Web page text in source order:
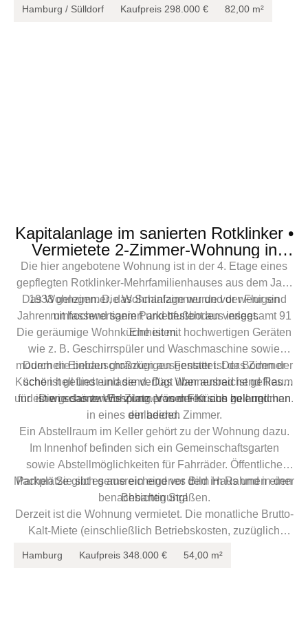
gemeinschaftliche Darlehensfinanzierung erfolgen. Die
Hamburg / Sülldorf Kaufpreis 298.000 € 82,00 m²
Kapitalanlage im sanierten Rotklinker •
Vermietete 2-Zimmer-Wohnung in
Hamburg-Barmbek
Die hier angebotene Wohnung ist in der 4. Etage eines
gepflegten Rotklinker-Mehrfamilienhauses aus dem Jahr
1933 gelegen. Die Wohnanlage wurde vor wenigen
Jahren umfassend saniert und besteht aus insgesamt 91
Einheiten.
Das Wohnzimmer, das Schlafzimmer und der Flur sind
mit hochwertigem Parkettfußboden verlegt.
Die geräumige Wohnküche ist mit hochwertigen Geräten
wie z. B. Geschirrspüler und Waschmaschine sowie
modernen Einbauschränken ausgestattet. Der Boden der
Küche ist gefliest und sie verfügt über ausreichend Raum
für einen schönen Essplatz. Von der Küche gelangt man
in eines der beiden Zimmer.
Durch die beiden großzügigen Fenster ist das Zimmer
schön hell und einladend. Das Wannenbad ist gefliest
und ist wie das zweite Zimmer vom Flur aus zu erreichen.
Die gesamte Wohnung präsentiert sich hell und
einladend.
Ein Abstellraum im Keller gehört zu der Wohnung dazu.
Im Innenhof befinden sich ein Gemeinschaftsgarten
sowie Abstellmöglichkeiten für Fahrräder. Öffentliche
Parkplätze gibt es ausreichend vor dem Haus und in den
benachbarten Straßen.
Machen Sie sich gerne ein eigenes Bild im Rahmen einer
Besichtigung!
Derzeit ist die Wohnung vermietet. Die monatliche Brutto-
Kalt-Miete (einschließlich Betriebskosten, zuzüglich
um die Betriebskosten der letzten Abrechnung ergibt sich
Hamburg Kaufpreis 348.000 € 54,00 m²